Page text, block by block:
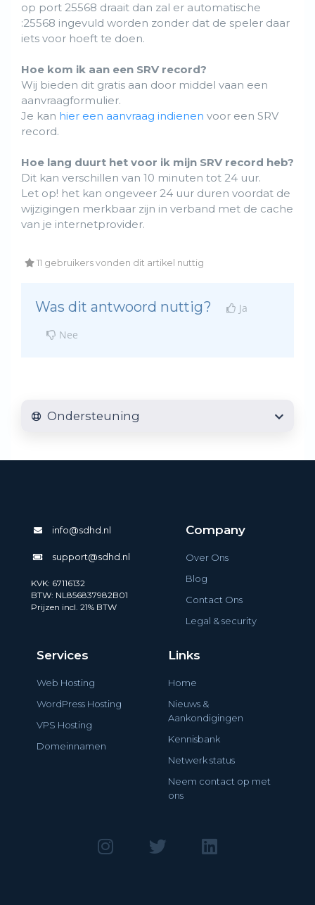
op port 25568 draait dan zal er automatische
:25568 ingevuld worden zonder dat de speler daar
iets voor hoeft te doen.
Hoe kom ik aan een SRV record?
Wij bieden dit gratis aan door middel vaan een
aanvraagformulier.
Je kan hier een aanvraag indienen voor een SRV
record.
Hoe lang duurt het voor ik mijn SRV record heb?
Dit kan verschillen van 10 minuten tot 24 uur.
Let op! het kan ongeveer 24 uur duren voordat de
wijzigingen merkbaar zijn in verband met de cache
van je internetprovider.
11 gebruikers vonden dit artikel nuttig
Was dit antwoord nuttig?
Ja
Nee
Ondersteuning
info@sdhd.nl
support@sdhd.nl
KVK: 67116132
BTW: NL856837982B01
Prijzen incl. 21% BTW
Company
Over Ons
Blog
Contact Ons
Legal & security
Services
Web Hosting
WordPress Hosting
VPS Hosting
Domeinnamen
Links
Home
Nieuws &
Aankondigingen
Kennisbank
Netwerk status
Neem contact op met
ons